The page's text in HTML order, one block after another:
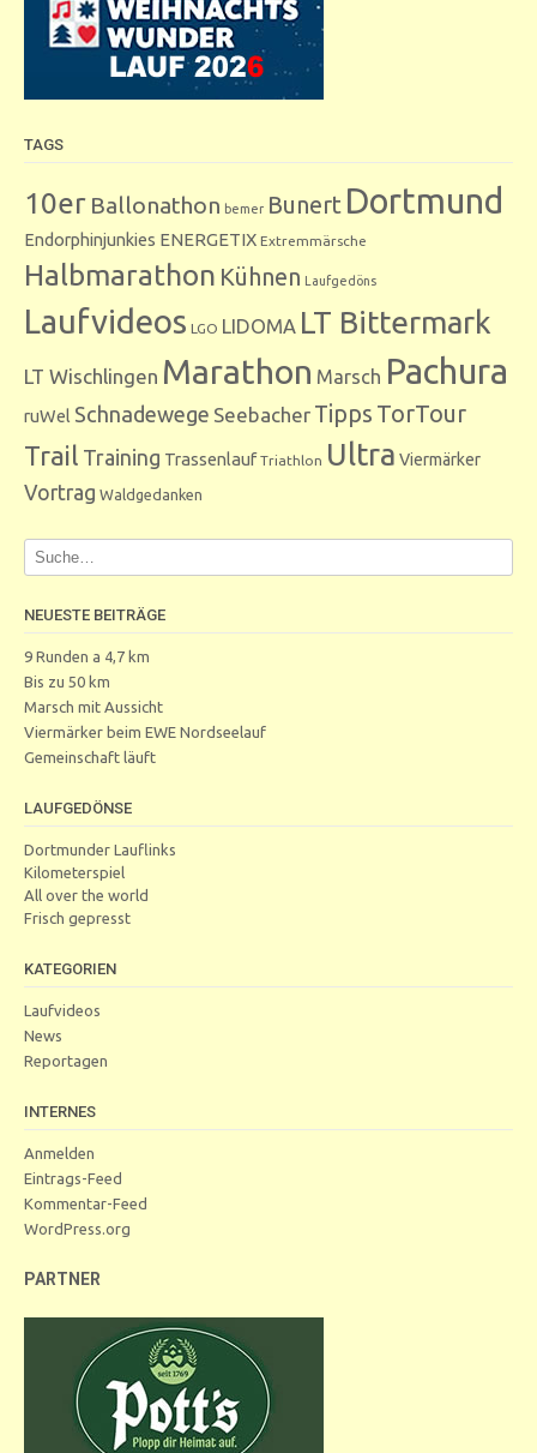
TAGS
10er Ballonathon bemer Bunert Dortmund
Endorphinjunkies ENERGETIX Extremmärsche
Halbmarathon Kühnen Laufgedöns
Laufvideos LGO LIDOMA LT Bittermark
LT Wischlingen Marathon Marsch Pachura
ruWel Schnadewege Seebacher Tipps TorTour
Trail Training Trassenlauf Triathlon Ultra Viermärker
Vortrag Waldgedanken
NEUESTE BEITRÄGE
9 Runden a 4,7 km
Bis zu 50 km
Marsch mit Aussicht
Viermärker beim EWE Nordseelauf
Gemeinschaft läuft
LAUFGEDÖNSE
Dortmunder Lauflinks
Kilometerspiel
All over the world
Frisch gepresst
KATEGORIEN
Laufvideos
News
Reportagen
INTERNES
Anmelden
Eintrags-Feed
Kommentar-Feed
WordPress.org
PARTNER